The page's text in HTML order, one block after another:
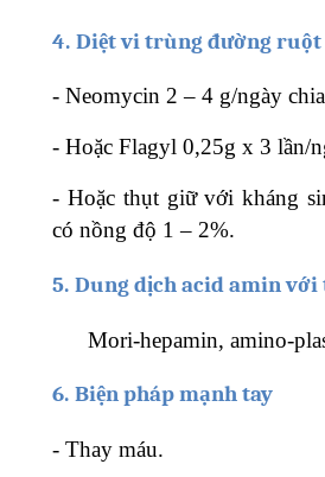
4. Diệt vi trùng đường ruột
- Neomycin 2 – 4 g/ngày
- Hoặc Flagyl 0,25g x 3 lần/
- Hoặc thụt giữ với kháng
có nồng độ 1 – 2%.
5. Dung dịch acid amin với
Mori-hepamin, amino-
6. Biện pháp mạnh tay
- Thay máu.